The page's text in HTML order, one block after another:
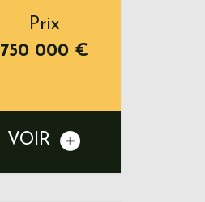
Prix
750 000 €
VOIR